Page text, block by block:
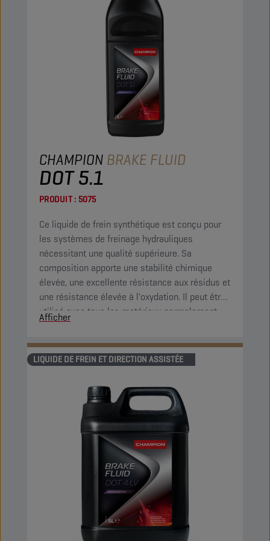
CHAMPION BRAKE FLUID
DOT 5.1
PRODUIT : 5075
Ce liquide de frein synthétique est conçu pour
les systèmes de freinage hydrauliques
nécessitant une qualité supérieure. Sa
composition apporte une stabilité chimique
élevée, une excellente résistance aux résidus et
une résistance élevée à l'oxydation. Il peut être
utilisé avec tous les matériaux normalement
utilisés dans les systèmes de freinage.
Afficher
LIQUIDE DE FREIN ET DIRECTION ASSISTÉE